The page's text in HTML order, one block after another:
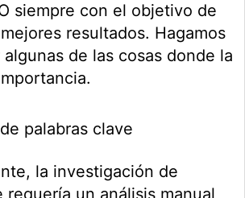
siempre con el objetivo de
resultados. Hagamos
de las cosas donde la
palabras clave
la investigación de